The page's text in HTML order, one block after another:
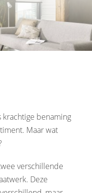
benaming
Maar wat
verschillende
Deze